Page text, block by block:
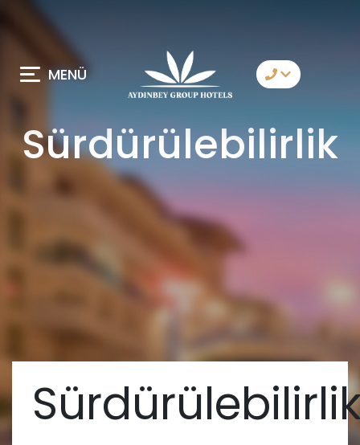
MENÜ
Whatsapp
Messenger
Sizi Arayalım
E-Posta
Sürdürülebilirlik